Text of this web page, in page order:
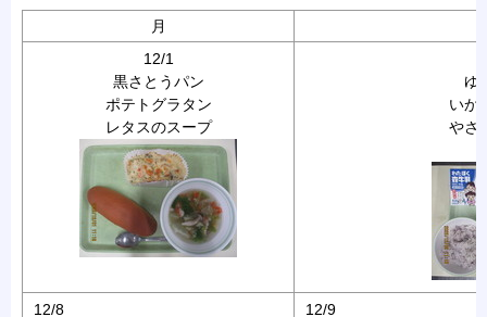
月
12/1
黒さとうパン
ポテトグラタン
レタスのスープ
ゆ
いか
やさ
12/8
12/9